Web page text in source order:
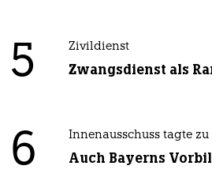
5 Zivildienst
Zwangsdienst als
6 Innenausschuss tagte zu
Auch Bayerns